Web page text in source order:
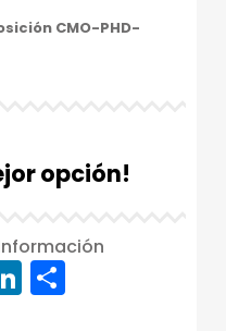
CMO-PHD-
opción!
Li C